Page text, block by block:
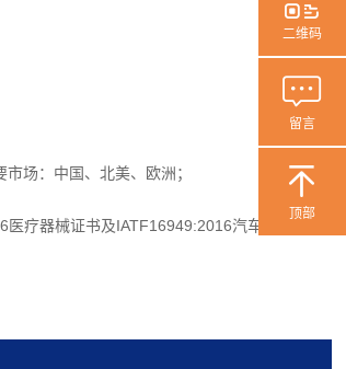
场：中国、北美、欧洲；
疗器械证书及IATF16949:2016汽车行业质量
二维码
留言
顶部